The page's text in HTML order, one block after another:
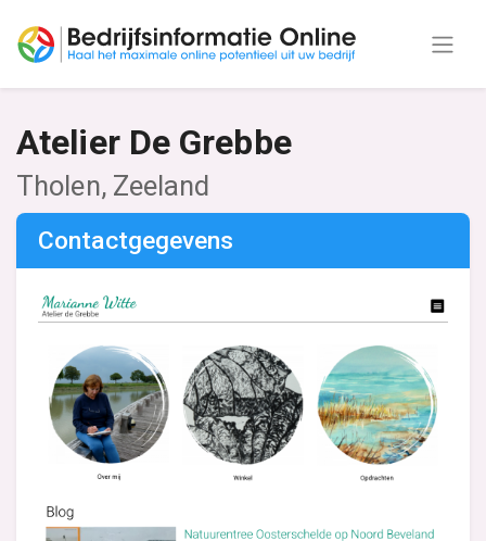
Atelier De Grebbe
Tholen, Zeeland
Contactgegevens